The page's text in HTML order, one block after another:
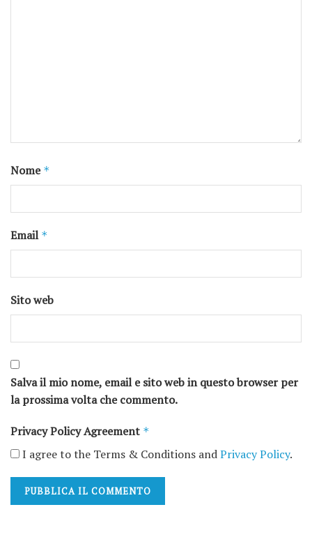
Nome *
Email *
Sito web
Salva il mio nome, email e sito web in questo browser per
la prossima volta che commento.
Privacy Policy Agreement *
I agree to the Terms & Conditions andPrivacy Policy.